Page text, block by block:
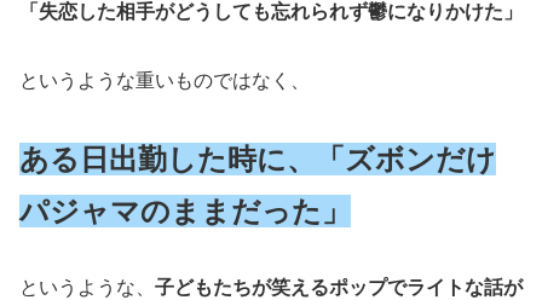
「失恋した相手がどうしても忘れられず鬱になりかけた」
というような重いものではなく、
ある日出勤した時に、「ズボンだけ
パジャマのままだった」
というような、 子どもたちが笑えるポップでライトな話が